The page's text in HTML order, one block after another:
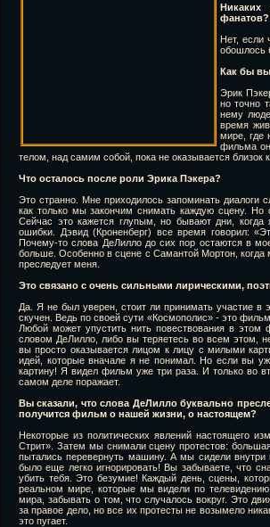
Никаких
фанатов?
Нет, если
обошлось
Как бы
Эрик
но точно
нему
время
мире, где
фильма он
телом, над самим собой, пока не оказывается близок
Что осталось после роли Эрика Пэкера?
Это странно. Мне приходилось запоминать диалоги
как только мы закончим снимать каждую сцену.
Сейчас это кажется глупым, но бывают дни,
ошибки. Дэвид (Кроненберг) все время говорил:
Почему-то слова ДеЛилло до сих пор остаются в
больше. Особенно в сцене с Самантой Мортон,
преследует меня.
Это связано с очень сильными лирическими,
Да. Я не был уверен, стоит ли принимать участие в
скучен. Ведь по своей сути «Космополис» - это
Любой может упустить нить повествования в
словом ДеЛилло, либо вы теряетесь во всем этом,
вы просто оказывается лицом к лицу с милыми
идей, которые вначале я не понимал. Но если вы
картину! Я видел фильм уже три раза. И только во
самом деле поражает.
Вы сказали, что слова ДеЛилло буквально
получится фильм о нашей жизни, о настоящем?
Некоторые из политических явлений настоящего
Стрит». Затем мы снимали сцену протестов:
пытались перевернуть машину. А мы сидели
было еще легко игнорировать! Вы забываете, что
убить тебя. Это безумие! Каждый день, сцены,
реальном мире, которые мы видели по
мира, забывать о том, что случалось вокруг. Это
за правое дело, но все их протесты не возымело
это пугает.